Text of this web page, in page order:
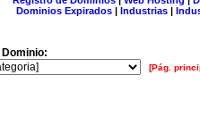
Dominios Expirados | Industrias |
[Pág.